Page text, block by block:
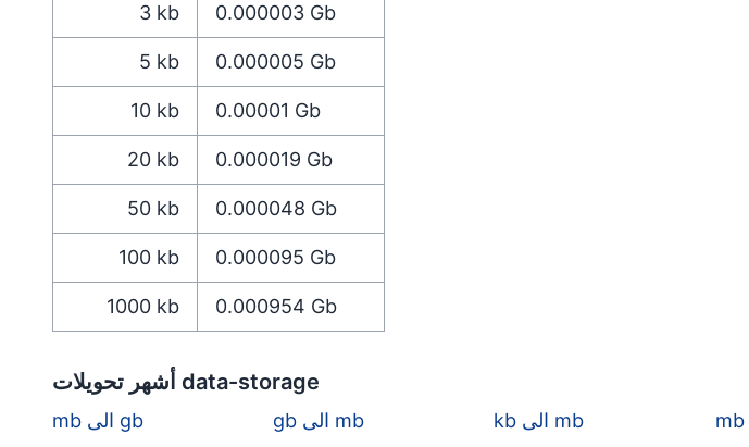
3 kb 0.000003 Gb
5 kb 0.000005 Gb
10 kb 0.00001 Gb
20 kb 0.000019 Gb
50 kb 0.000048 Gb
100 kb 0.000095 Gb
1000 kb 0.000954 Gb
أشهر تحويلات data-storage
mb الى gb gb الى mb kb الى mb